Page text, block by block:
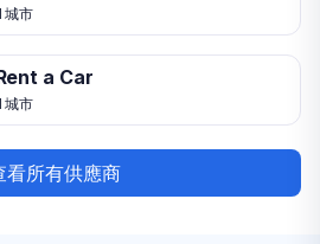
城市
a Car
城市
看所有供應商